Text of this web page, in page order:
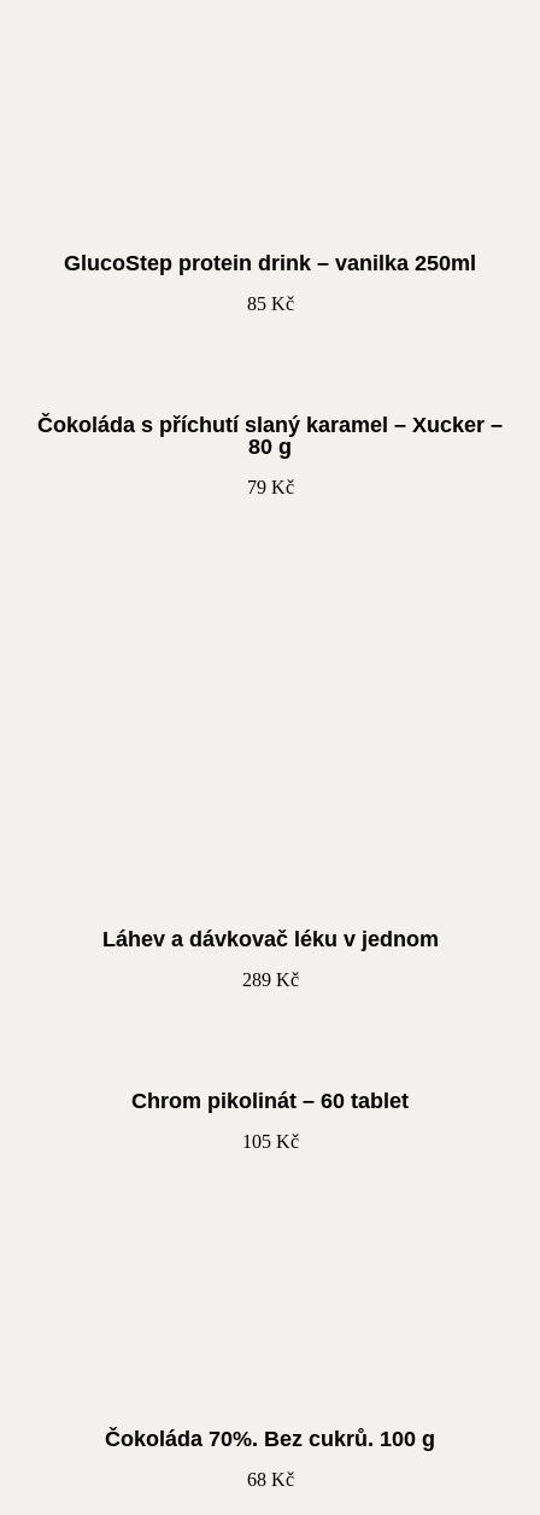
GlucoStep protein drink – vanilka 250ml
85 Kč
Čokoláda s příchutí slaný karamel – Xucker –
80 g
79 Kč
Láhev a dávkovač léku v jednom
289 Kč
Chrom pikolinát – 60 tablet
105 Kč
Čokoláda 70%. Bez cukrů. 100 g
68 Kč